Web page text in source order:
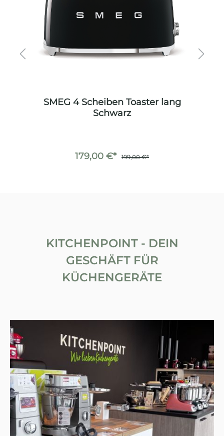
SMEG 4 Scheiben Toaster lang
Schwarz
179,00 €* 199,00 €*
KITCHENPOINT - DEIN
GESCHÄFT FÜR
KÜCHENGERÄTE